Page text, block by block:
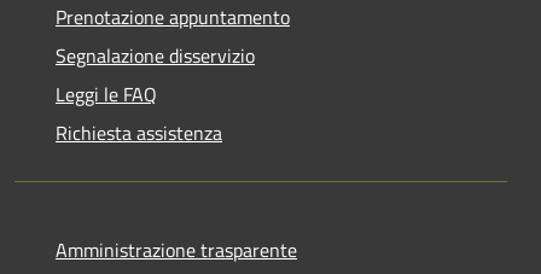
Prenotazione appuntamento
Segnalazione disservizio
Leggi le FAQ
Richiesta assistenza
Amministrazione trasparente